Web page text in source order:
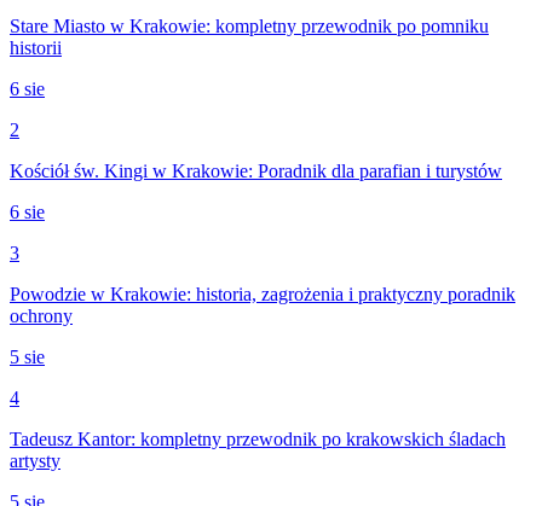
Stare Miasto w Krakowie: kompletny przewodnik po pomniku
historii
6 sie
2
Kościół św. Kingi w Krakowie: Poradnik dla parafian i turystów
6 sie
3
Powodzie w Krakowie: historia, zagrożenia i praktyczny poradnik
ochrony
5 sie
4
Tadeusz Kantor: kompletny przewodnik po krakowskich śladach
artysty
5 sie